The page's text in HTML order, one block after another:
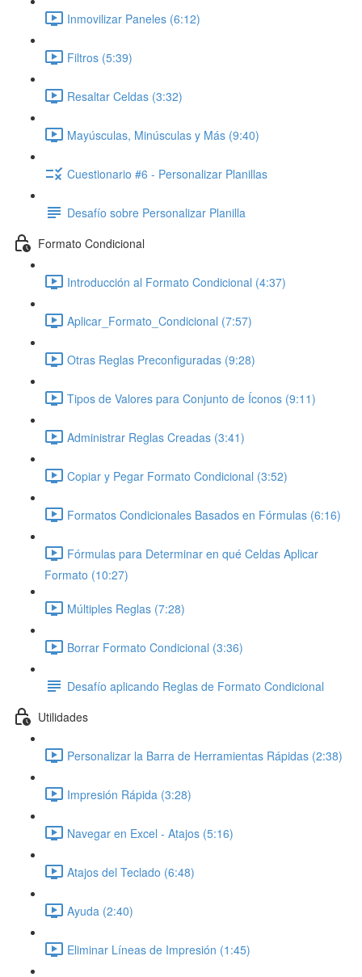
Inmovilizar Paneles (6:12)
Filtros (5:39)
Resaltar Celdas (3:32)
Mayúsculas, Minúsculas y Más (9:40)
Cuestionario #6 - Personalizar Planillas
Desafío sobre Personalizar Planilla
Formato Condicional
Introducción al Formato Condicional (4:37)
Aplicar_Formato_Condicional (7:57)
Otras Reglas Preconfiguradas (9:28)
Tipos de Valores para Conjunto de Íconos (9:11)
Administrar Reglas Creadas (3:41)
Copiar y Pegar Formato Condicional (3:52)
Formatos Condicionales Basados en Fórmulas (6:16)
Fórmulas para Determinar en qué Celdas Aplicar
Formato (10:27)
Múltiples Reglas (7:28)
Borrar Formato Condicional (3:36)
Desafío aplicando Reglas de Formato Condicional
Utilidades
Personalizar la Barra de Herramientas Rápidas (2:38)
Impresión Rápida (3:28)
Navegar en Excel - Atajos (5:16)
Atajos del Teclado (6:48)
Ayuda (2:40)
Eliminar Líneas de Impresión (1:45)